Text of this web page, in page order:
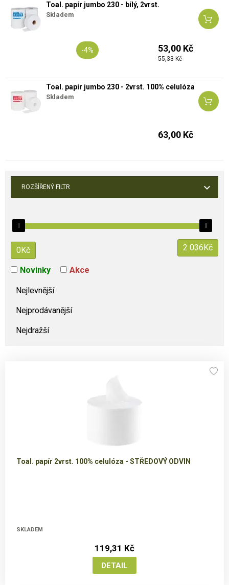
Toal. papír jumbo 230 - bílý, 2vrst.
Skladem
53,00 Kč
55,33 Kč
-4%
Toal. papír jumbo 230 - 2vrst. 100% celulóza
Skladem
63,00 Kč
ROZŠÍŘENÝ FILTR
0Kč 2 036Kč
Novinky Akce
Nejlevnější
Nejprodávanější
Nejdražší
Toal. papír 2vrst. 100% celulóza - STŘEDOVÝ ODVIN
SKLADEM
119,31 Kč